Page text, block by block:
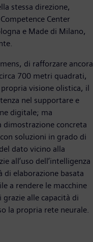
stessa direzione,
Center
e Made di Milano,
di rafforzare ancora
700 metri quadrati,
visione olistica, il
nel supportare e
digitale; ma
dimostrazione concreta
soluzioni in grado di
dato vicino alla
all’uso dell’intelligenza
di elaborazione basata
a rendere le macchine
grazie alle capacità di
la propria rete neurale.